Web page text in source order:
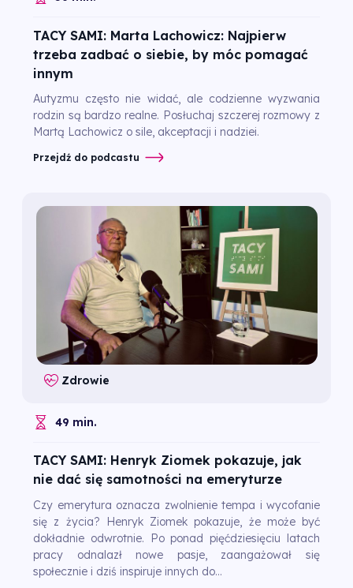
TACY SAMI: Marta Lachowicz: Najpierw
trzeba zadbać o siebie, by móc pomagać
innym
Autyzmu często nie widać, ale codzienne wyzwania
rodzin są bardzo realne. Posłuchaj szczerej rozmowy z
Martą Lachowicz o sile, akceptacji i nadziei.
Przejdź do podcastu
Zdrowie
49 min.
TACY SAMI: Henryk Ziomek pokazuje, jak
nie dać się samotności na emeryturze
Czy emerytura oznacza zwolnienie tempa i wycofanie
się z życia? Henryk Ziomek pokazuje, że może być
dokładnie odwrotnie. Po ponad pięćdziesięciu latach
pracy odnalazł nowe pasje, zaangażował się
społecznie i dziś inspiruje innych do...